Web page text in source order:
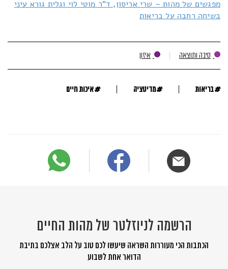
מפגשים של מהות – שרי אריסון, ד"ר מוטי לוי וגלית גורא עיני
בשיחה רחבה על בריאות
סיבה ותוצאה איזון
#בריאות #מדיטציה #איכות חיים
הרשמה לניוזלטר של מהות החיים
הכתבות הכי מעוררות השראה שיעשו לכם טוב על הלב אצלכם בתיבת
הדואר אחת לשבוע